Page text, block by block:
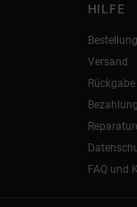
HILFE
Versand
Bezahlung
FAQ und